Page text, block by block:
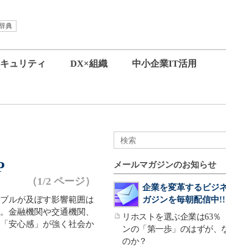
典
ュリティ DX×組織 中小企業IT活用
（1/2 ページ）
ルが及ぼす影響範囲は
金融機関や交通機関、
安心感」が強く社会か
メールマガジンのお知らせ
企業を変革するビジ
ガジンを毎朝配信中!!
リホストを選ぶ企業は63
ンの「第一歩」のはずが、
のか？